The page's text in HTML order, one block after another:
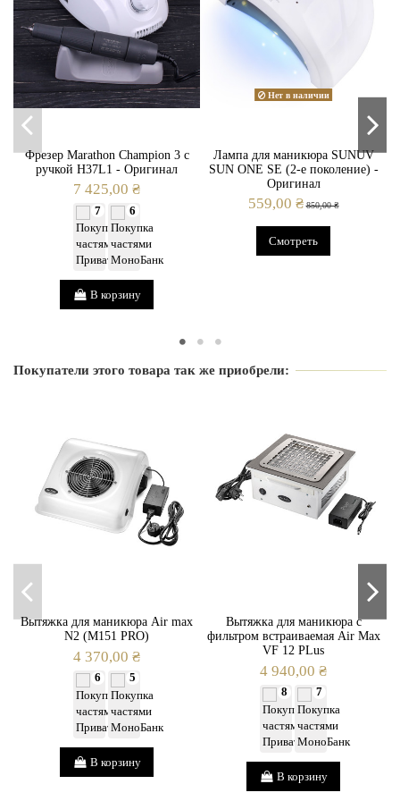
Вид
Регулировка мощности
Фрезер Marathon Champion 3 с
ручкой H37L1 - Оригинал
7 425,00 ₴
7 6
В корзину
Нет в наличии
Лампа для маникюра SUNUV
SUN ONE SE (2-е поколение) -
Оригинал
559,00 ₴ 850,00 ₴
Смотреть
Покупатели этого товара так же приобрели:
Вытяжка для маникюра Air max
N2 (M151 PRO)
4 370,00 ₴
6 5
В корзину
Вытяжка для маникюра с
фильтром встраиваемая Air Max
VF 12 PLus
4 940,00 ₴
8 7
В корзину